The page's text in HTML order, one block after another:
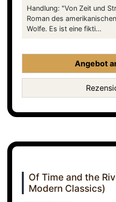
Handlung: "Von Zeit und
Roman des
Wolfe. Es ist eine fikti...
Angebot
Of Time and the
Modern Classics)